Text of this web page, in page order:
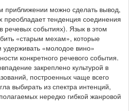
приближении можно сделать вывод,
преобладает тенденция соединения
событиях). Язык в этом
«старым мехам», которые
«молодое вино»
конкретного речевого события.
закреплено культурой в
построенных чаще всего
выбирать из спектра интенций,
нередко гибкой жанровой